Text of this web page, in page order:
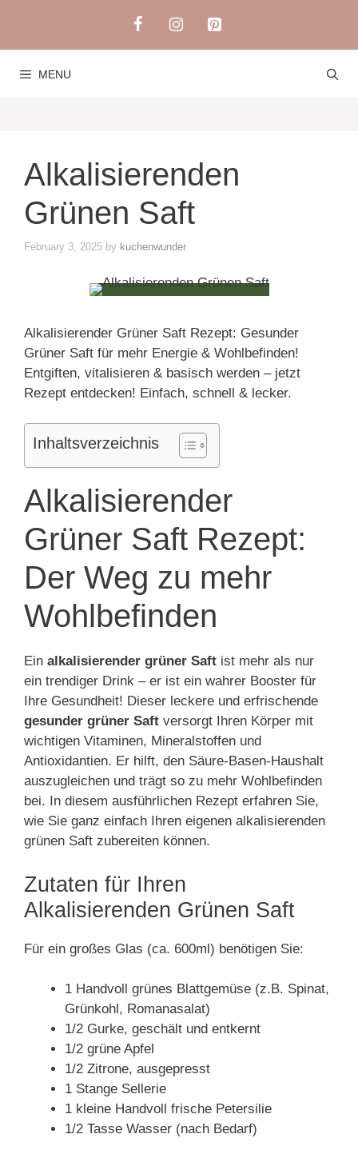
content
MENU
Alkalisierenden
Grünen Saft
February 3, 2025 by kuchenwunder
Alkalisierender Grüner Saft Rezept: Gesunder
Grüner Saft für mehr Energie & Wohlbefinden!
Entgiften, vitalisieren & basisch werden – jetzt
Rezept entdecken! Einfach, schnell & lecker.
Inhaltsverzeichnis
Alkalisierender
Grüner Saft Rezept:
Der Weg zu mehr
Wohlbefinden
Ein alkalisierender grüner Saft ist mehr als nur
ein trendiger Drink – er ist ein wahrer Booster für
Ihre Gesundheit! Dieser leckere und erfrischende
gesunder grüner Saft versorgt Ihren Körper mit
wichtigen Vitaminen, Mineralstoffen und
Antioxidantien. Er hilft, den Säure-Basen-Haushalt
auszugleichen und trägt so zu mehr Wohlbefinden
bei. In diesem ausführlichen Rezept erfahren Sie,
wie Sie ganz einfach Ihren eigenen alkalisierenden
grünen Saft zubereiten können.
Zutaten für Ihren
Alkalisierenden Grünen Saft
Für ein großes Glas (ca. 600ml) benötigen Sie:
1 Handvoll grünes Blattgemüse (z.B. Spinat,
Grünkohl, Romanasalat)
1/2 Gurke, geschält und entkernt
1/2 grüne Apfel
1/2 Zitrone, ausgepresst
1 Stange Sellerie
1 kleine Handvoll frische Petersilie
1/2 Tasse Wasser (nach Bedarf)